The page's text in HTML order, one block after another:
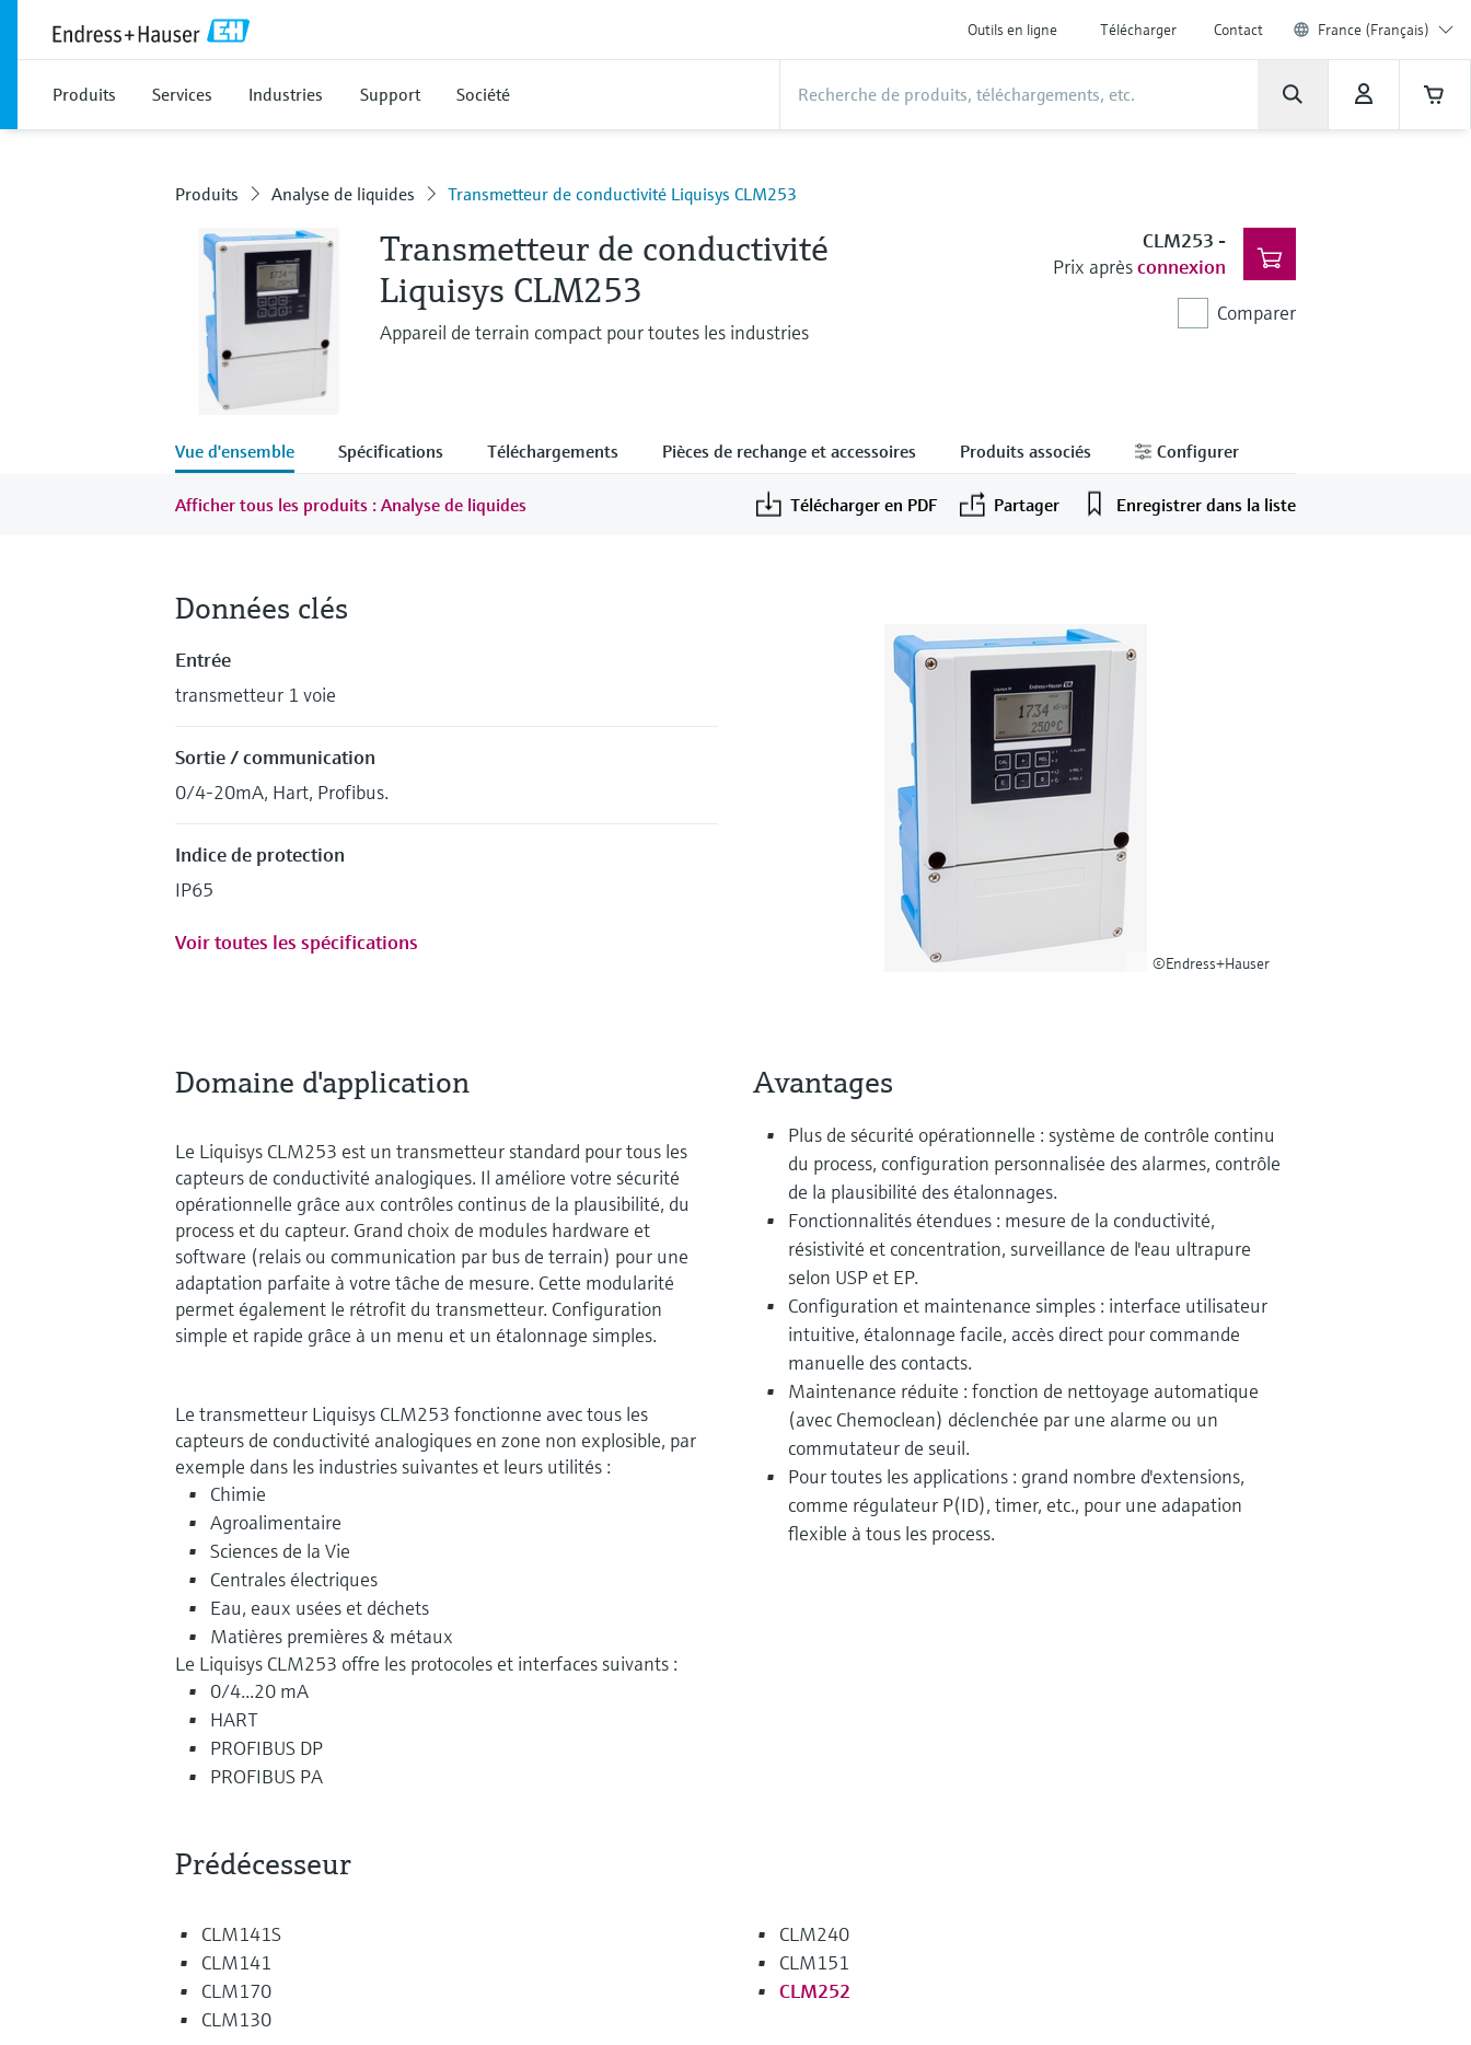
Outils en ligne Télécharger Contact France (Français)
Produits Services Industries Support Société
Produits Analyse de liquides Transmetteur de conductivité Liquisys CLM253
Transmetteur de conductivité
Liquisys CLM253
Appareil de terrain compact pour toutes les industries
CLM253 -
Prix aprèsconnexion
Comparer
Vue d'ensemble Spécifications Téléchargements Pièces de rechange et accessoires Produits associés Configurer
Afficher tous les produits : Analyse de liquides Télécharger en PDF Partager Enregistrer dans la liste
©Endress+Hauser
Données clés
Entrée
transmetteur 1 voie
Sortie / communication
0/4-20mA, Hart, Profibus.
Indice de protection
IP65
Voir toutes les spécifications
Domaine d'application
Le Liquisys CLM253 est un transmetteur standard pour tous les
capteurs de conductivité analogiques. Il améliore votre sécurité
opérationnelle grâce aux contrôles continus de la plausibilité, du
process et du capteur. Grand choix de modules hardware et
software (relais ou communication par bus de terrain) pour une
adaptation parfaite à votre tâche de mesure. Cette modularité
permet également le rétrofit du transmetteur. Configuration
simple et rapide grâce à un menu et un étalonnage simples.
Le transmetteur Liquisys CLM253 fonctionne avec tous les
capteurs de conductivité analogiques en zone non explosible, par
exemple dans les industries suivantes et leurs utilités :
Chimie
Agroalimentaire
Sciences de la Vie
Centrales électriques
Eau, eaux usées et déchets
Matières premières & métaux
Le Liquisys CLM253 offre les protocoles et interfaces suivants :
0/4...20 mA
HART
PROFIBUS DP
PROFIBUS PA
Avantages
Plus de sécurité opérationnelle : système de contrôle continu
du process, configuration personnalisée des alarmes, contrôle
de la plausibilité des étalonnages.
Fonctionnalités étendues : mesure de la conductivité,
résistivité et concentration, surveillance de l'eau ultrapure
selon USP et EP.
Configuration et maintenance simples : interface utilisateur
intuitive, étalonnage facile, accès direct pour commande
manuelle des contacts.
Maintenance réduite : fonction de nettoyage automatique
(avec Chemoclean) déclenchée par une alarme ou un
commutateur de seuil.
Pour toutes les applications : grand nombre d'extensions,
comme régulateur P(ID), timer, etc., pour une adapation
flexible à tous les process.
Prédécesseur
CLM141S
CLM141
CLM170
CLM130
CLM240
CLM151
CLM252